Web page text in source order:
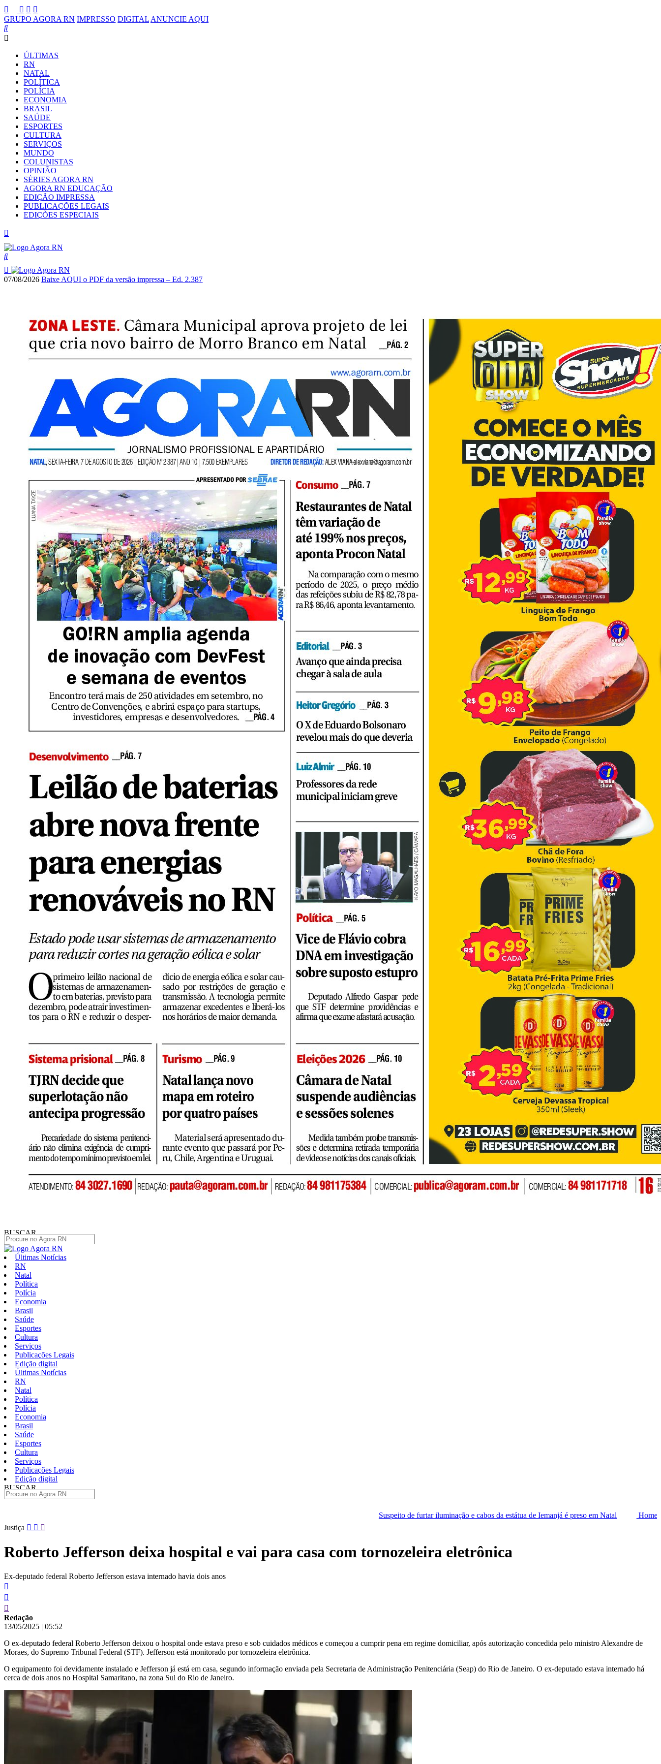
GRUPO AGORA RN IMPRESSO DIGITAL ANUNCIE AQUI
ÚLTIMAS
RN
NATAL
POLÍTICA
POLÍCIA
ECONOMIA
BRASIL
SAÚDE
ESPORTES
CULTURA
SERVIÇOS
MUNDO
COLUNISTAS
OPINIÃO
SÉRIES AGORA RN
AGORA RN EDUCAÇÃO
EDIÇÃO IMPRESSA
PUBLICAÇÕES LEGAIS
EDIÇÕES ESPECIAIS
07/08/2026 Baixe AQUI o PDF da versão impressa – Ed. 2.387
BUSCAR
Últimas Notícias
RN
Natal
Política
Polícia
Economia
Brasil
Saúde
Esportes
Cultura
Serviços
Publicações Legais
Edição digital
Últimas Notícias
RN
Natal
Política
Polícia
Economia
Brasil
Saúde
Esportes
Cultura
Serviços
Publicações Legais
Edição digital
BUSCAR
Suspeito de furtar iluminação e cabos da estátua de Iemanjá é preso em Natal
Homem é preso por
Pular
conteúdo
Justiça
Roberto Jefferson deixa hospital e vai para casa com tornozeleira eletrônica
Ex-deputado federal Roberto Jefferson estava internado havia dois anos
Redação
13/05/2025 | 05:52
O ex-deputado federal Roberto Jefferson deixou o hospital onde estava preso e sob cuidados médicos e começou a cumprir pena em regime domiciliar, após autorização concedida pelo ministro Alexandre de
Moraes, do Supremo Tribunal Federal (STF). Jefferson está monitorado por tornozeleira eletrônica.
O equipamento foi devidamente instalado e Jefferson já está em casa, segundo informação enviada pela Secretaria de Administração Penitenciária (Seap) do Rio de Janeiro. O ex-deputado estava internado há
cerca de dois anos no Hospital Samaritano, na zona Sul do Rio de Janeiro.